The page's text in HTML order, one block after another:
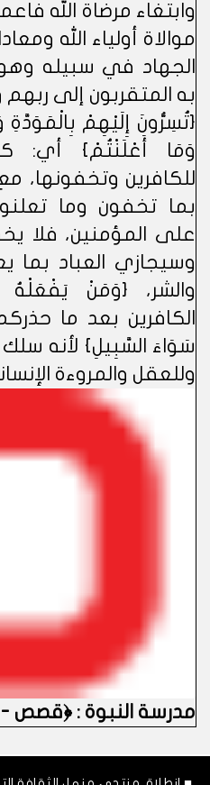
وابتغاء مرضاة الله
موالاة أولياء الله
الجهاد في سبيله
به المتقربون إلى ربهم
{تُسِرُّونَ إِلَيْهِمْ بِالْمَوَدَّةِ
وَمَا أَعْلَنْتُمْ} أي:
للكافرين وتخفونها،
بما تخفون وما
على المؤمنين، فلا
وسيجازي العباد بما
والشر، {وَمَنْ
الكافرين بعد ما
سَوَاءَ السَّبِيلِ} لأنه
وللعقل والمروءة
مدرسة النبوة : ﴿قصص